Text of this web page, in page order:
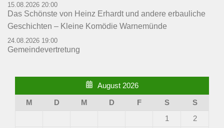
15.08.2026 20:00
Das Schönste von Heinz Erhardt und andere erbauliche
Geschichten – Kleine Komödie Warnemünde
24.08.2026 19:00
Gemeindevertretung
August 2026
M D M D F S
S
1
2